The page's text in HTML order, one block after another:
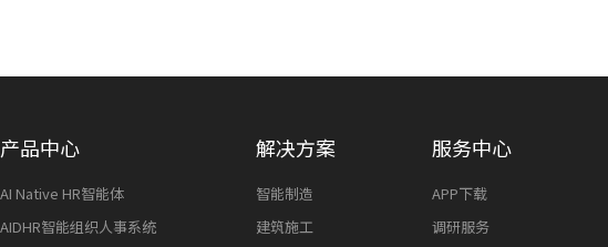
产品中心
AI Native HR智能体
AIDHR智能组织人事系统
解决方案
智能制造
建筑施工
服务中心
APP下载
调研服务